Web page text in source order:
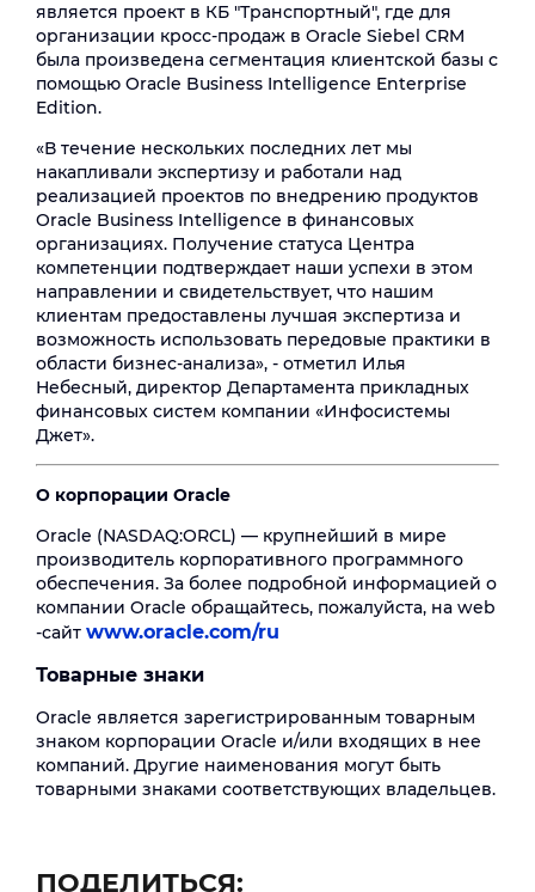
является проект в КБ "Транспортный", где для
организации кросс-продаж в Oracle Siebel CRM
была произведена сегментация клиентской базы с
помощью Oracle Business Intelligence Enterprise
Edition.
«В течение нескольких последних лет мы
накапливали экспертизу и работали над
реализацией проектов по внедрению продуктов
Oracle Business Intelligence в финансовых
организациях. Получение статуса Центра
компетенции подтверждает наши успехи в этом
направлении и свидетельствует, что нашим
клиентам предоставлены лучшая экспертиза и
возможность использовать передовые практики в
области бизнес-анализа», - отметил Илья
Небесный, директор Департамента прикладных
финансовых систем компании «Инфосистемы
Джет».
О корпорации Oracle
Oracle (NASDAQ:ORCL) — крупнейший в мире
производитель корпоративного программного
обеспечения. За более подробной информацией о
компании Oracle обращайтесь, пожалуйста, на web
-сайт www.oracle.com/ru
Товарные знаки
Oracle является зарегистрированным товарным
знаком корпорации Oracle и/или входящих в нее
компаний. Другие наименования могут быть
товарными знаками соответствующих владельцев.
ПОДЕЛИТЬСЯ: